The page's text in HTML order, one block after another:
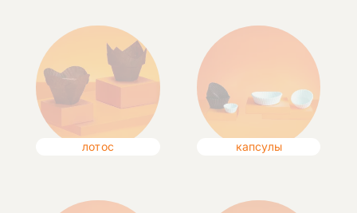
лотос капсулы